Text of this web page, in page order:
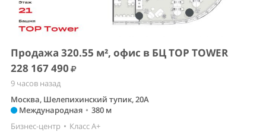
Продажа 320.55 м², офис в БЦ TOP TOWER
228 167 490
9 часов назад
Москва, Шелепихинский тупик, 20А
Международная • 380 м
Бизнес-центр • Класс A+